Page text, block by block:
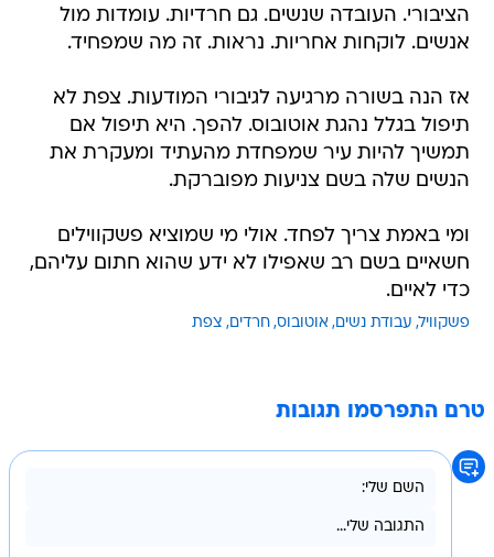
הציבורי. העובדה שנשים. גם חרדיות. עומדות מול
אנשים. לוקחות אחריות. נראות. זה מה שמפחיד.
אז הנה בשורה מרגיעה לגיבורי המודעות. צפת לא
תיפול בגלל נהגת אוטובוס. להפך. היא תיפול אם
תמשיך להיות עיר שמפחדת מהעתיד ומעקרת את
הנשים שלה בשם צניעות מפוברקת.
ומי באמת צריך לפחד. אולי מי שמוציא פשקווילים
חשאיים בשם רב שאפילו לא ידע שהוא חתום עליהם,
כדי לאיים.
פשקוויל עבודת נשים אוטובוס חרדים צפת
טרם התפרסמו תגובות